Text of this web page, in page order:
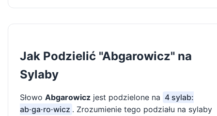
Jak Podzielić "Abgarowicz" na
Sylaby
Słowo Abgarowicz jest podzielone na 4 sylab:
ab·ga·ro·wicz . Zrozumienie tego podziału na sylaby